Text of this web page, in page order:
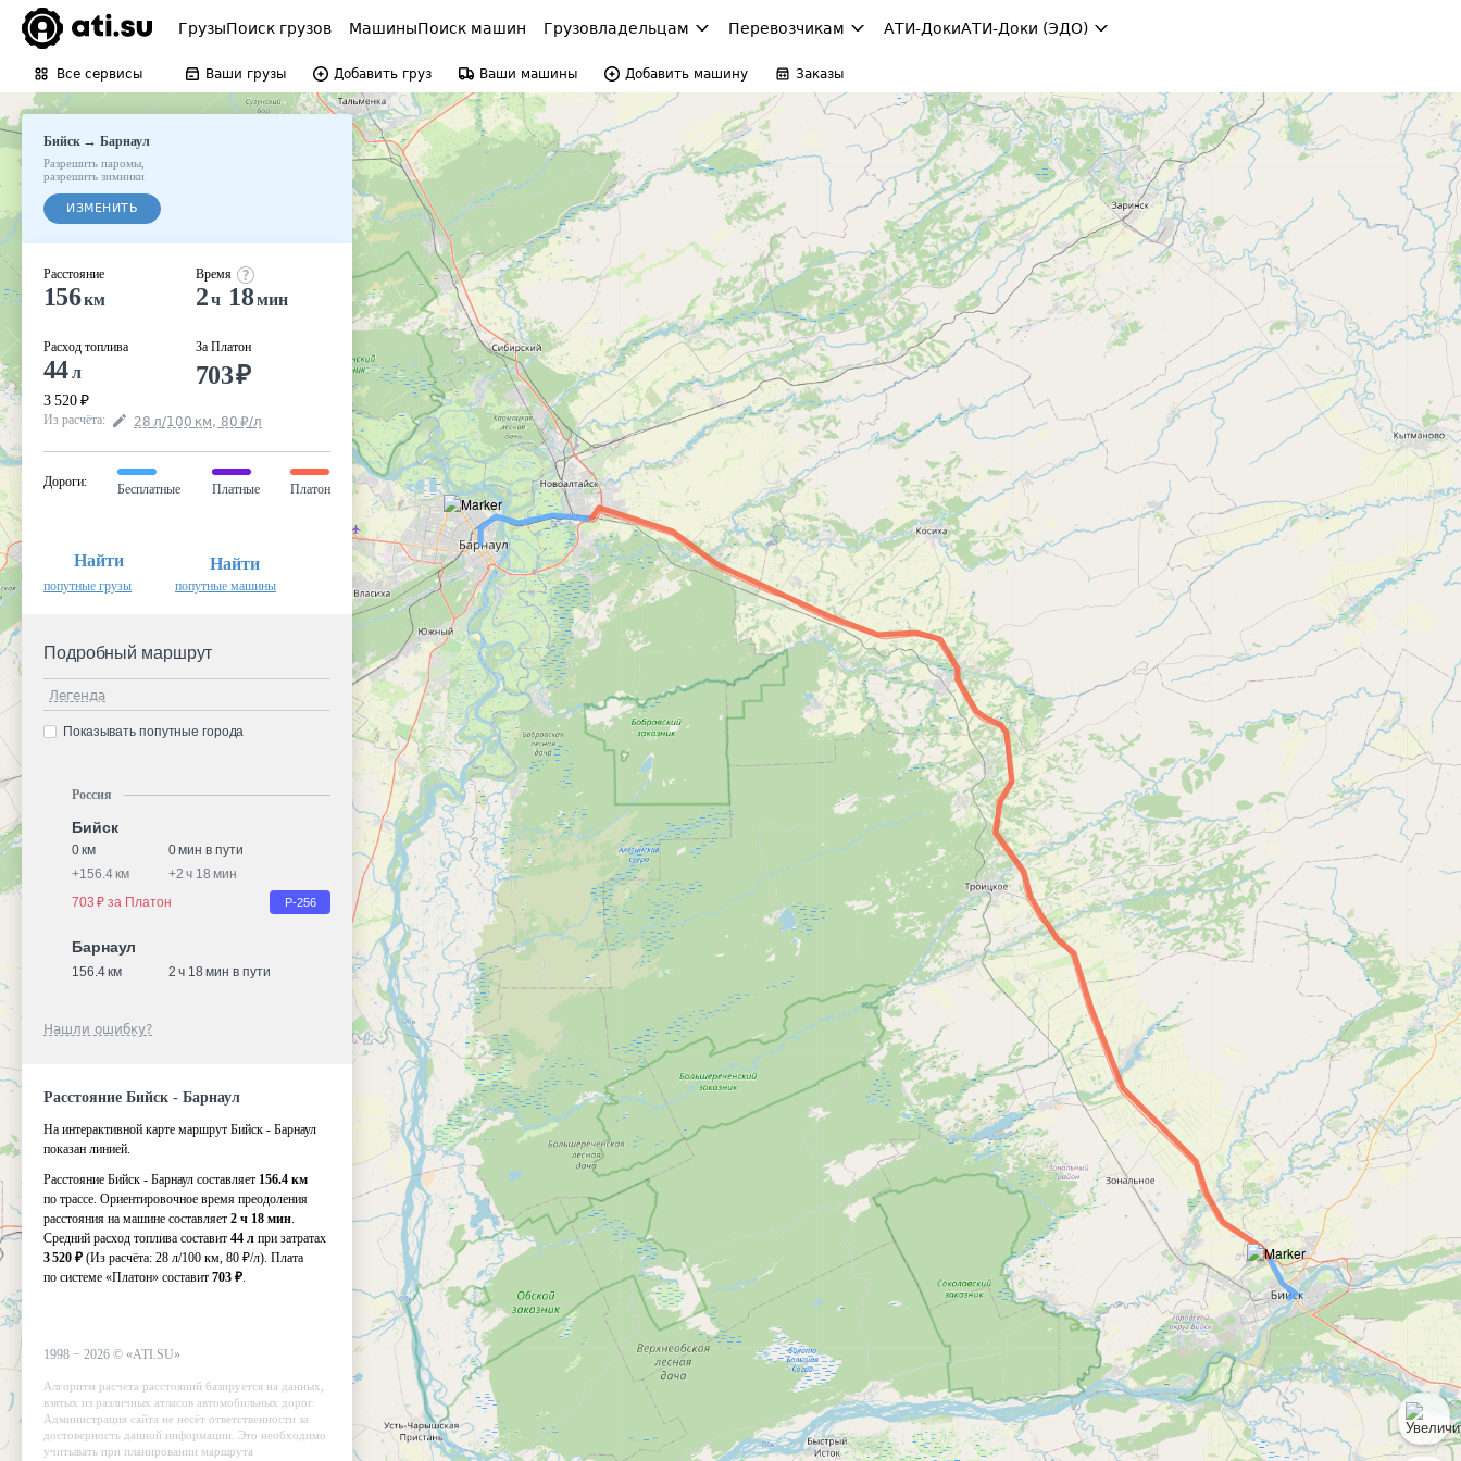
ГрузыПоиск грузов МашиныПоиск машин Грузовладельцам Перевозчикам АТИ-ДокиАТИ-Доки (ЭДО)
Все сервисы Ваши грузы Добавить груз Ваши машины Добавить машину Заказы
Бийск→Барнаул
Разрешить паромы
разрешить зимники
ИЗМЕНИТЬ
Расстояние
156км
Расход топлива
44л
3 520 ₽
Время
2 ч 18мин
За Платон
703₽
Из расчёта: 28 л/100 км, 80 ₽/л
Дороги:
Бесплатные Платные Платон
Найти
попутные грузы
Найти
попутные машины
Подробный маршрут
Легенда
Показывать попутные города
Россия
Бийск
0 км
0 мин в пути
+156.4 км +2 ч 18 мин
703 ₽ за Платон
Р-256
Барнаул
156.4 км 2 ч 18 мин в пути
Нашли ошибку?
Расстояние Бийск - Барнаул
На интерактивной карте маршрут Бийск - Барнаул
показан линией.
Расстояние Бийск - Барнаул составляет 156.4 км
по трассе. Ориентировочное время преодоления
расстояния на машине составляет 2 ч 18 мин.
Средний расход топлива составит 44 л при затратах
3 520 ₽ (Из расчёта: 28 л/100 км, 80 ₽/л). Плата
по системе «Платон» составит 703 ₽.
1998 − 2026 © «ATI.SU»
Алгоритм расчета расстояний базируется на данных,
взятых из различных атласов автомобильных дорог.
Администрация сайта не несёт ответственности за
достоверность данной информации. Это необходимо
учитывать при планировании маршрута